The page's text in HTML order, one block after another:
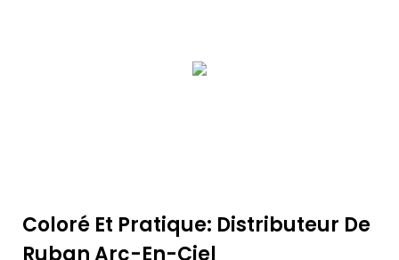
Coloré Et Pratique: Distributeur De
Ruban Arc-En-Ciel